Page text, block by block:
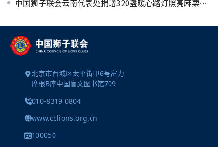
中国狮子联会云南代表处捐赠320盏暖心路灯照亮麻栗坡边境乡村
北京市西城区太平街甲6号富力
摩根B座中国盲文图书馆709
010-8319 0804
www.cclions.org.cn
100050